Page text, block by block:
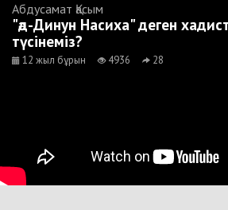
Абдусамат Қасым
"әд-Динун Насиха" деген
түсінеміз?
12 жыл бұрын 4936 28